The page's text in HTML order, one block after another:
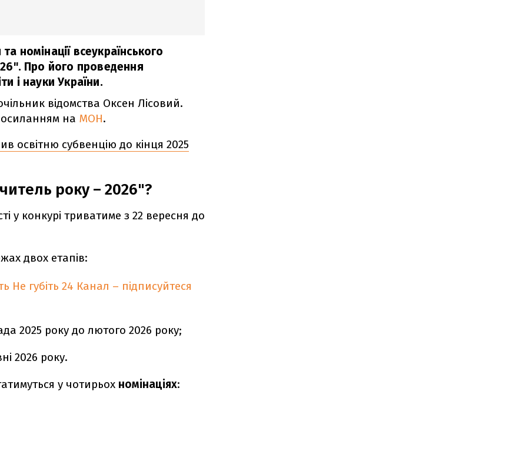
номінації всеукраїнського
Про його проведення
і науки України.
відомства Оксен Лісовий.
на МОН.
освітню субвенцію до кінця 2025
року – 2026"?
у конкурі триватиме з 22 вересня до
двох етапів:
Не губіть 24 Канал – підписуйтеся
2025 року до лютого 2026 року;
2026 року.
у чотирьох номінаціях: